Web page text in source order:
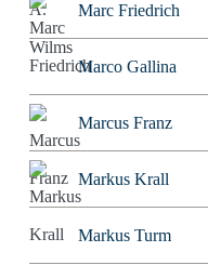
Marc Friedrich
Marco Gallina
Marcus Franz
Markus Krall
Markus Turm